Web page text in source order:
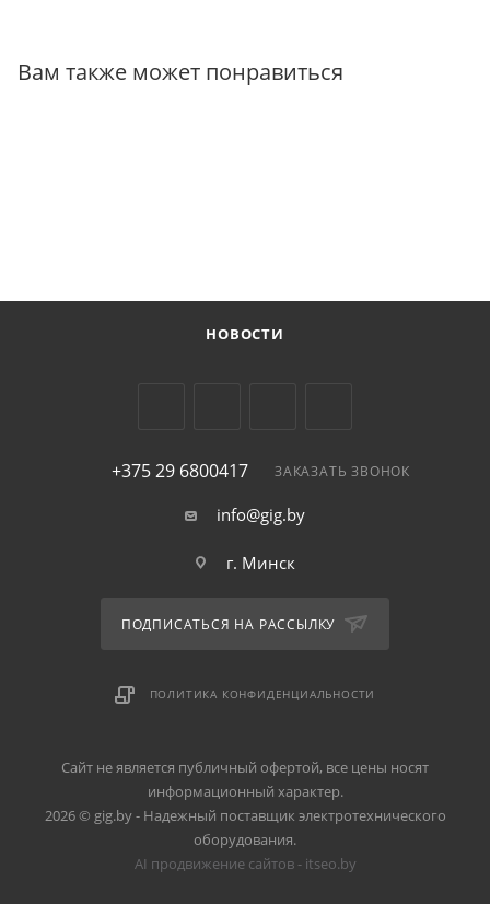
Вам также может понравиться
НОВОСТИ
+375 29 6800417 ЗАКАЗАТЬ ЗВОНОК
info@gig.by
г. Минск
ПОДПИСАТЬСЯ НА РАССЫЛКУ
ПОЛИТИКА КОНФИДЕНЦИАЛЬНОСТИ
Сайт не является публичный офертой, все цены носят
информационный характер.
2026 © gig.by - Надежный поставщик электротехнического
оборудования.
AI продвижение сайтов - itseo.by